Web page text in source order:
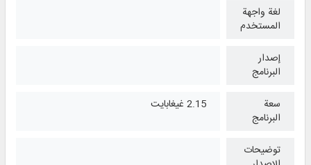
لغة واجهة
المستخدم
إصدار
البرنامج
سعة
البرنامج
2.15 غيغابايت
توضيحات